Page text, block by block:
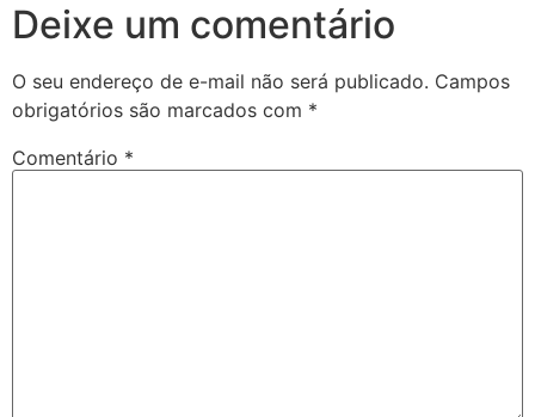
Deixe um comentário
O seu endereço de e-mail não será publicado. Campos
obrigatórios são marcados com *
Comentário *